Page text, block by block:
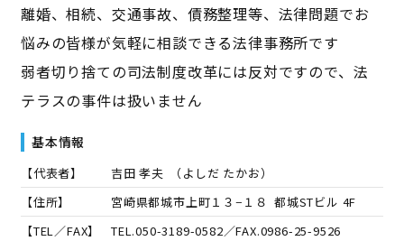
離婚、相続、交通事故、債務整理等、法律問題でお
悩みの皆様が気軽に相談できる法律事務所です
弱者切り捨ての司法制度改革には反対ですので、法
テラスの事件は扱いません
基本情報
【代表者】 吉田 孝夫 （よしだ たかお）
【住所】
宮崎県都城市上町１３−１８ 都城STビル 4F
【TEL／FAX】
TEL.050-3189-0582／FAX.0986-25-9526